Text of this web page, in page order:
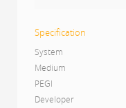
Specification
System
Medium
PEGI
Developer